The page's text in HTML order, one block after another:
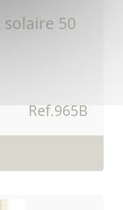
Ref.965B